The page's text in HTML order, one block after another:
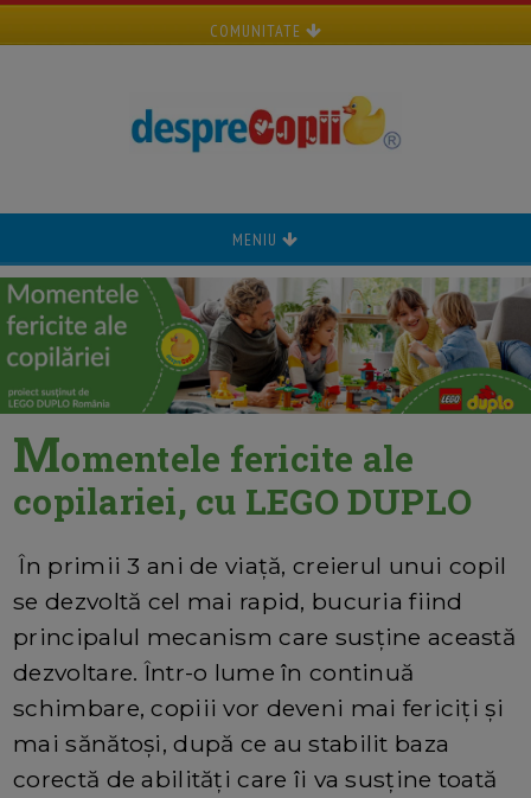
COMUNITATE
MENIU
Momentele fericite ale
copilariei, cu LEGO DUPLO
În primii 3 ani de viață, creierul unui copil
se dezvoltă cel mai rapid, bucuria fiind
principalul mecanism care susține această
dezvoltare. Într-o lume în continuă
schimbare, copiii vor deveni mai fericiți și
mai sănătoși, după ce au stabilit baza
corectă de abilități care îi va susține toată